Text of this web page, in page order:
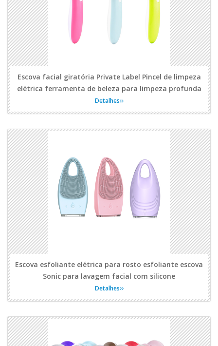
Escova facial giratória Private Label Pincel de limpeza
elétrica ferramenta de beleza para limpeza profunda
Detalhes
Escova esfoliante elétrica para rosto esfoliante escova
Sonic para lavagem facial com silicone
Detalhes